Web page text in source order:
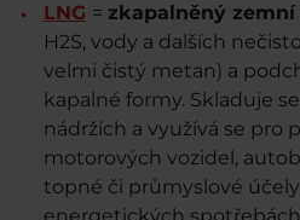
LNG = zkapalněný zemní
H2S, vody a dalších
velmi čistý metan) a
kapalné formy. Skladuje
nádržích a využívá se pro
motorových vozidel,
topné či průmyslové